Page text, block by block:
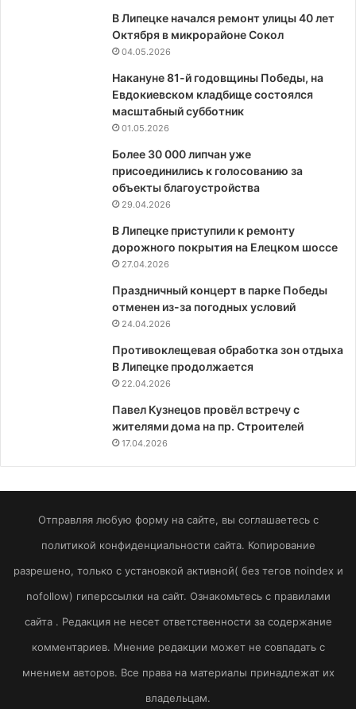
В Липецке начался ремонт улицы 40 лет
Октября в микрорайоне Сокол
04.05.2026
Накануне 81-й годовщины Победы, на
Евдокиевском кладбище состоялся
масштабный субботник
01.05.2026
Более 30 000 липчан уже
присоединились к голосованию за
объекты благоустройства
29.04.2026
В Липецке приступили к ремонту
дорожного покрытия на Елецком шоссе
27.04.2026
Праздничный концерт в парке Победы
отменен из-за погодных условий
24.04.2026
Противоклещевая обработка зон отдыха
В Липецке продолжается
22.04.2026
Павел Кузнецов провёл встречу с
жителями дома на пр. Строителей
17.04.2026
Отправляя любую форму на сайте, вы соглашаетесь с
политикой конфиденциальности сайта. Копирование
разрешено, только с установкой активной( без тегов noindex и
nofollow) гиперссылки на сайт. Ознакомьтесь с правилами
сайта . Редакция не несет ответственности за содержание
комментариев. Мнение редакции может не совпадать с
мнением авторов. Все права на материалы принадлежат их
владельцам.